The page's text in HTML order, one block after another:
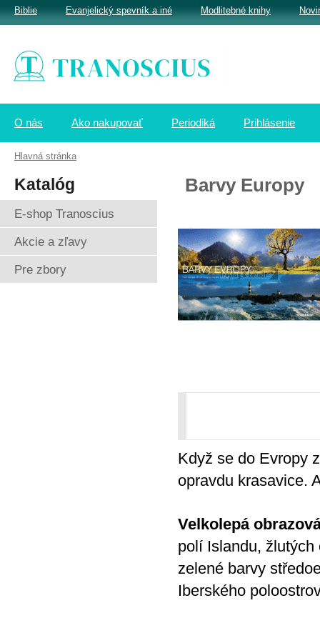
O nás Ako nakupovať Periodiká Prihlásenie
Barvy Europy
Když se do Evropy
opravdu krasavice.
Velkolepá
polí Islandu,
zelené barvy
Iberského
Katalóg
E-shop Tranoscius
Akcie a zľavy
Pre zbory
Biblie Evanjelický spevník a iné Modlitebné knihy
Hlavná stránka